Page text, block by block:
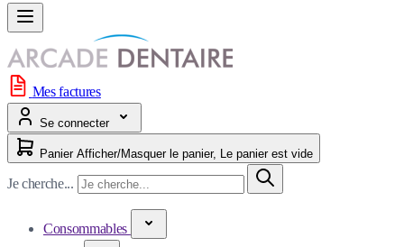
Mes factures
Se connecter
Panier Afficher/Masquer le panier, Le panier est vide
Je cherche...
Consommables